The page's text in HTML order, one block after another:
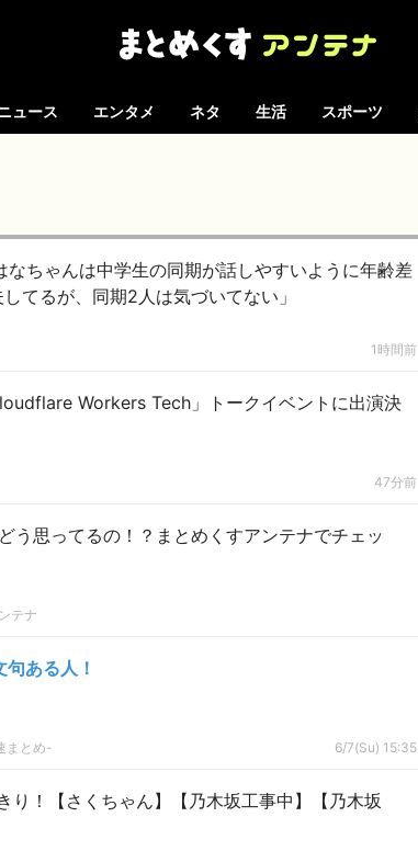
ュース エンタメ ネタ 生活 スポーツ
なちゃんは中学生の同期が話しやすいように年齢差
てるが、同期2人は気づいてない」
1時間前
Workers Tech」トークイベントに出演決
47分前
う思ってるの！？まとめくすアンテナでチェッ
テナ
ある人！
まとめ- 6/7(Su) 15:35
り！【さくちゃん】【乃木坂工事中】【乃木坂